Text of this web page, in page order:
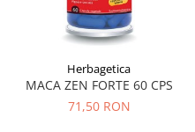
Herbagetica
MACA ZEN FORTE 60 CPS
71,50 RON